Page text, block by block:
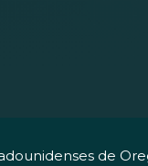
de